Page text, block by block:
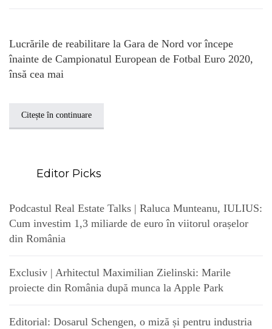
Lucrările de reabilitare la Gara de Nord vor începe
înainte de Campionatul European de Fotbal Euro 2020,
însă cea mai
Citește în continuare
Editor Picks
Podcastul Real Estate Talks | Raluca Munteanu, IULIUS:
Cum investim 1,3 miliarde de euro în viitorul orașelor
din România
Exclusiv | Arhitectul Maximilian Zielinski: Marile
proiecte din România după munca la Apple Park
Editorial: Dosarul Schengen, o miză și pentru industria